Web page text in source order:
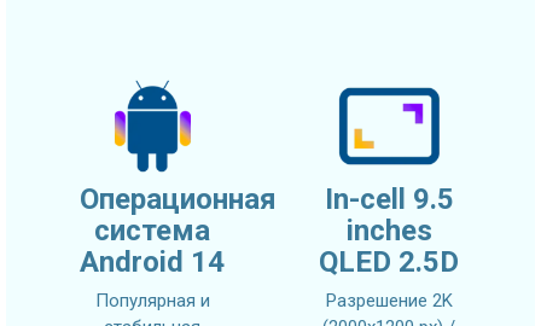
Операционная
система
Android 14
Популярная и
In-cell 9.5
inches
QLED 2.5D
Разрешение 2K